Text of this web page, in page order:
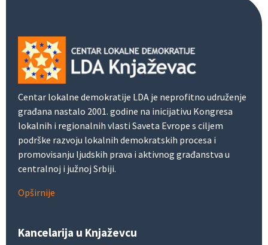
Centar lokalne demokratije LDA je neprofitno udruženje
građana nastalo 2001. godine na inicijativu Kongresa
lokalnih i regionalnih vlasti Saveta Evrope s ciljem
podrške razvoju lokalnih demokratskih procesa i
promovisanju ljudskih prava i aktivnog građanstva u
centralnoj i južnoj Srbiji.
Opširnije
Kancelarija u Knjaževcu